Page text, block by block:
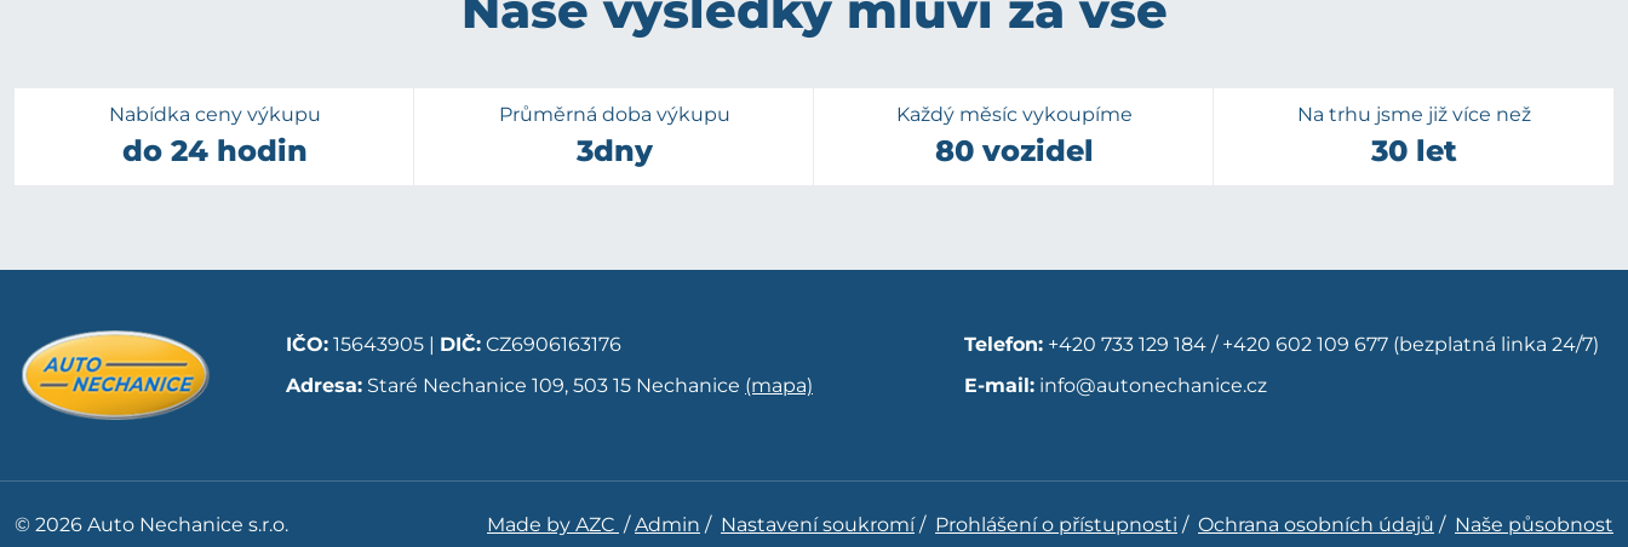
Nabídka ceny výkupu
do 24 hodin
Průměrná doba výkupu
3dny
Každý měsíc vykoupíme
80 vozidel
Na trhu jsme již více než
30 let
IČO: 15643905 | DIČ: CZ6906163176
Adresa: Staré Nechanice 109, 503 15 Nechanice (mapa)
Telefon: +420 733 129 184 / +420 602 109 677 (bezplatná linka 24/7)
E-mail: info@autonechanice.cz
© 2026 Auto Nechanice s.r.o. Made by AZC /Admin / Nastavení soukromí/ Prohlášení o přístupnosti / Ochrana osobních údajů / Naše působnost